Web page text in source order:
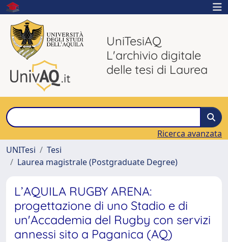
UniTesiAQ
L'archivio digitale
delle tesi di Laurea
Ricerca avanzata
UNITesi
Tesi
Laurea magistrale (Postgraduate Degree)
L’AQUILA RUGBY ARENA:
progettazione di uno Stadio e di
un'Accademia del Rugby con servizi
annessi sito a Paganica (AQ)